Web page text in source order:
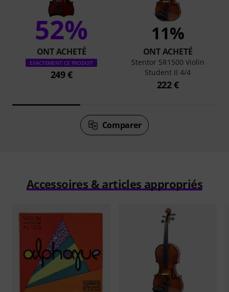
52%
ONT ACHETÉ
EXACTEMENT CE PRODUIT
249 €
11%
ONT ACHETÉ
Stentor SR1500 Violin
Student II 4/4
222 €
Comparer
Accessoires & articles appropriés